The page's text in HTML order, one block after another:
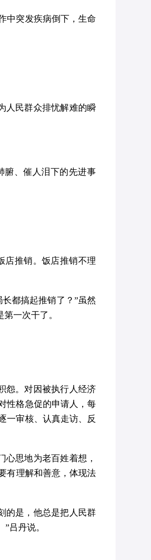
中突发疾病倒下，生命
人民群众排忧解难的瞬
腑、催人泪下的先进事
店推销。饭店推销不理
都搞起推销了？”虽然
一次干了。
怨。对因被执行人经济
性格急促的申请人，每
一审核、认真走访、反
思地为老百姓着想，
有理解和善意，体现法
的是，他总是把人民群
吕丹说。